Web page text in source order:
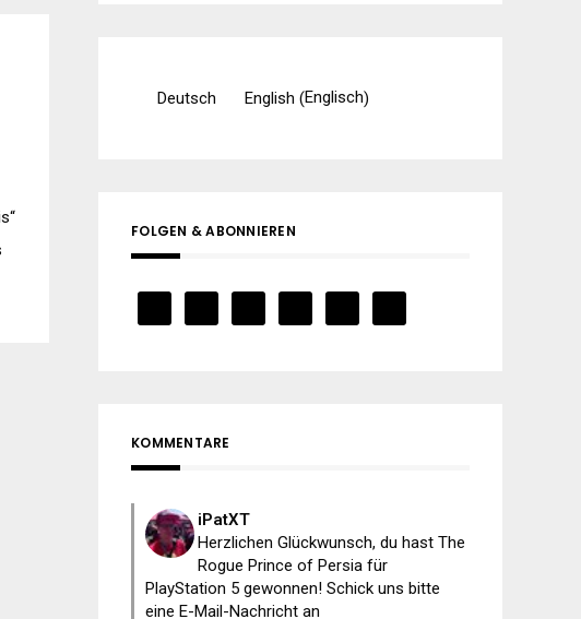
Deutsch English (Englisch)
FOLGEN & ABONNIEREN
KOMMENTARE
iPatXT
Herzlichen Glückwunsch, du hast The
Rogue Prince of Persia für
PlayStation 5 gewonnen! Schick uns bitte
eine E-Mail-Nachricht an